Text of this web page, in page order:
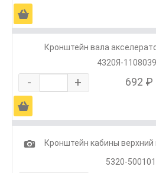
Ä
Кронштейн вала
4320Я-
- + 692 ₽
Ä
1
Кронштейн кабины верхний
5320-